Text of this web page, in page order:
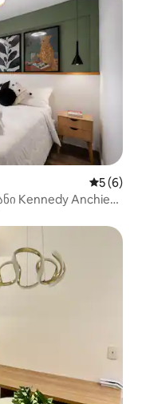
საშუალო
5 (6)
Kennedy Anchieta